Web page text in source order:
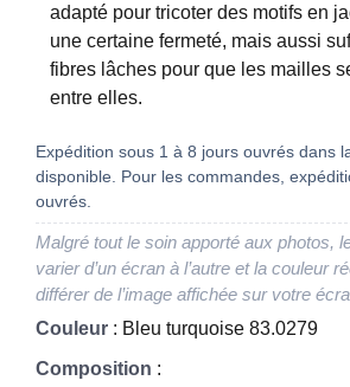
adapté pour tricoter des motifs en
une certaine fermeté, mais aussi
fibres lâches pour que les mailles
entre elles.
Expédition sous 1 à 8 jours ouvrés dans
disponible. Pour les commandes,
ouvrés.
Malgré tout le soin apporté aux photos,
varier d’un écran à l’autre et la couleur
différer de l’image affichée sur votre
Couleur : Bleu turquoise 83.0279
Composition :